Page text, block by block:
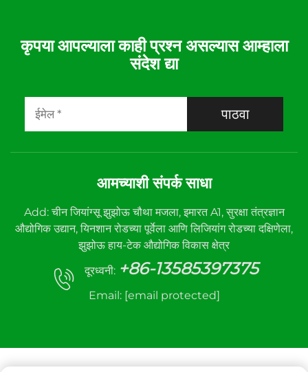
कृपया आपल्याला काही प्रश्न असल्यास आम्हाला
संदेश द्या
पाठवा
आमच्याशी संपर्क साधा
Add: चीन जियांग्सू झुझोऊ चौथा मजला, इमारत A1, सुरक्षा तंत्रज्ञान
औद्योगिक उद्यान, यिनशान रोडच्या पूर्वेला आणि लिजियांग रोडच्या दक्षिणेला,
झुझोऊ हाय-टेक औद्योगिक विकास क्षेत्र
दूरध्वनी: +86-13585397375
Email: [email protected]